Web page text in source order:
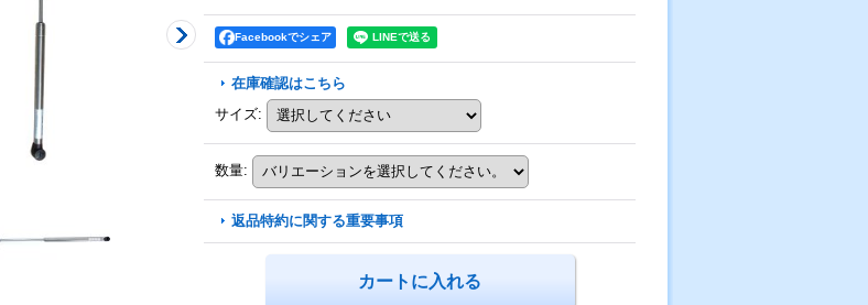
Facebookでシェア
在庫確認はこちら
サイズ:
数量:
返品特約に関する重要事項